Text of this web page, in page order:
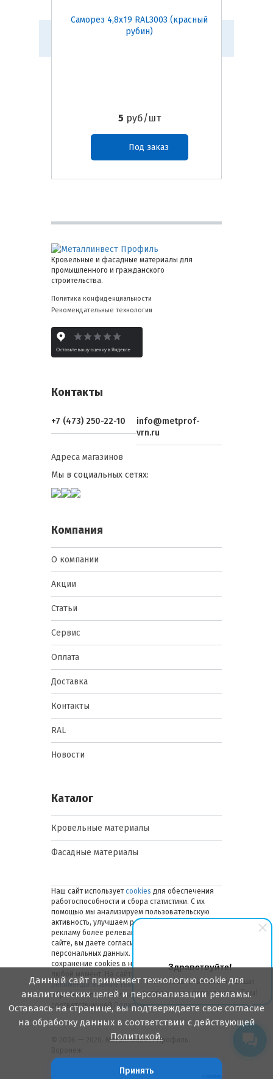
Здравствуйте!
Мы готовы ответить на Ваши
вопросы или перезвонить Вам!
Саморез 4,8х19 RAL3003 (красный
рубин)
5 руб/шт
Под заказ
Кровельные и фасадные материалы для
промышленного и гражданского
строительства.
Политика конфиденциальности
Рекомендательные технологии
Контакты
+7 (473) 250-22-10
info@metprof-
vrn.ru
Адреса магазинов
Мы в социальных сетях:
Компания
О компании
Акции
Статьи
Сервис
Оплата
Доставка
Контакты
RAL
Новости
Каталог
Кровельные материалы
Фасадные материалы
Наш сайт использует cookies для обеспечения
работоспособности и сбора статистики. С их
помощью мы анализируем пользовательскую
активность, улучшаем работу сайта и делаем
рекламу более релевантной. Оставаясь на
сайте, вы даете согласие на обработку ваших
персональных данных. Вы можете отключить
сохранение cookies в настройках браузера в
любой момент. На сайте также применяются
рекомендательные технологии. Подробнее об
обработке персональных данных — в
соответствующей
Политике.
© 2006 — 2026. Металлинвест Профиль.
Данный сайт применяет технологию cookie для
аналитических целей и персонализации рекламы.
Оставаясь на странице, вы подтверждаете свое согласие
на обработку данных в соответствии с действующей
Политикой.
Принять